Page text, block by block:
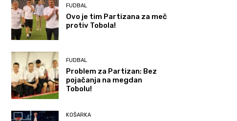
FUDBAL
Ovo je tim Partizana za meč
protiv Tobola!
FUDBAL
Problem za Partizan: Bez
pojačanja na megdan
Tobolu!
KOŠARKA